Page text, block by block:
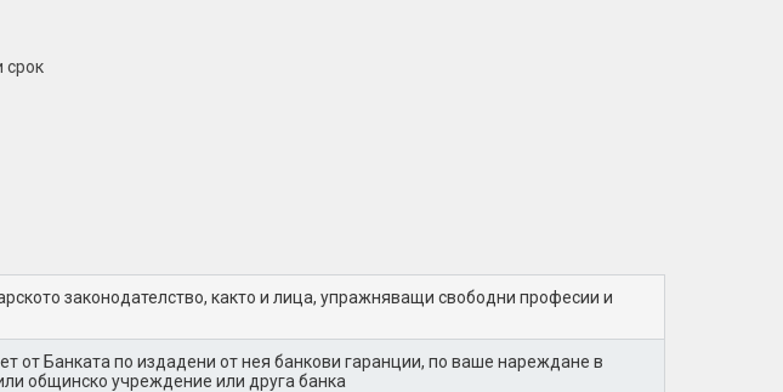
срок
законодателство, както и лица, упражняващи свободни професии и
от Банката по издадени от нея банкови гаранции, по ваше нареждане в
общинско учреждение или друга банка